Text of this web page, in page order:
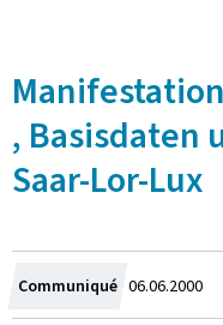
, Basisdaten
Saar-Lor-Lux
Communiqué Crée
le
06.06.2000